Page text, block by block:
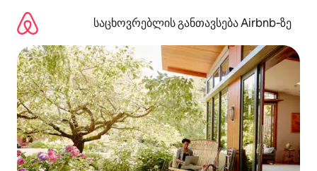
გადასვლა
საცხოვრებლის განთავსება Airbnb‑ზე